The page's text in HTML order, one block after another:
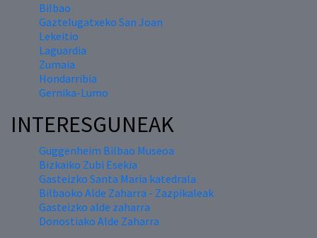
Bilbao
Gaztelugatxeko San Joan
Lekeitio
Laguardia
Zumaia
Hondarribia
Gernika-Lumo
INTERESGUNEAK
Guggenheim Bilbao Museoa
Bizkaiko Zubi Esekia
Gasteizko Santa Maria katedrala
Bilbaoko Alde Zaharra - Zazpikaleak
Gasteizko alde zaharra
Donostiako Alde Zaharra